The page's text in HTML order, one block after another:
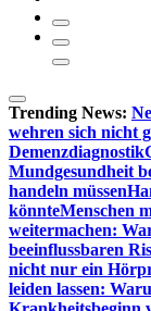
Trending News:
wehren sich nicht
Demenzdiagnostik
Mundgesundheit
handeln müssen
könnteMenschen
weitermachen:
beeinflussbaren
nicht nur ein
leiden lassen: